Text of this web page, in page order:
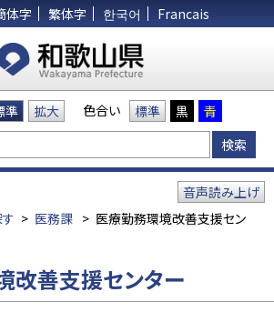
体字 繁体字 한국어 Francais
準 拡大 色合い 標準 黒 青
> 医務課 > 医療勤務環境改善支援セン
音声読み上げ
改善支援センター